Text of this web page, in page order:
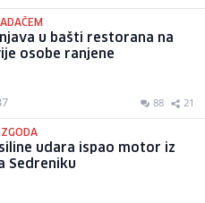
u bašti restorana na
osobe ranjene
88 21
udara ispao motor iz
Sedreniku